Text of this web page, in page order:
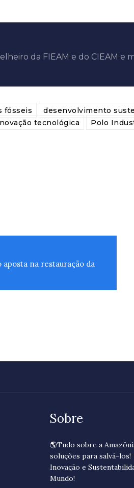
da FIEAM e do CIEAM e
fósseis desenvolvimento
tecnológica Polo
na restauração da
Sobre
🌎Tudo sobre a
soluções para salvá-los!
Inovação e
Mundo!